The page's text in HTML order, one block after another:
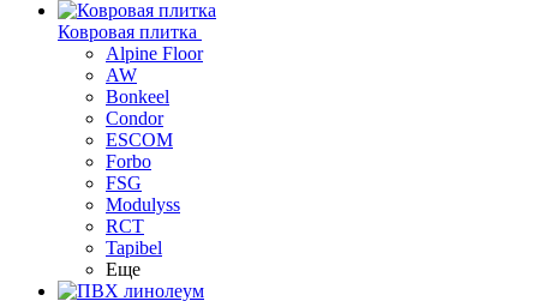
Ковровая плитка
Alpine Floor
AW
Bonkeel
Condor
ESCOM
Forbo
FSG
Modulyss
RCT
Tapibel
Еще